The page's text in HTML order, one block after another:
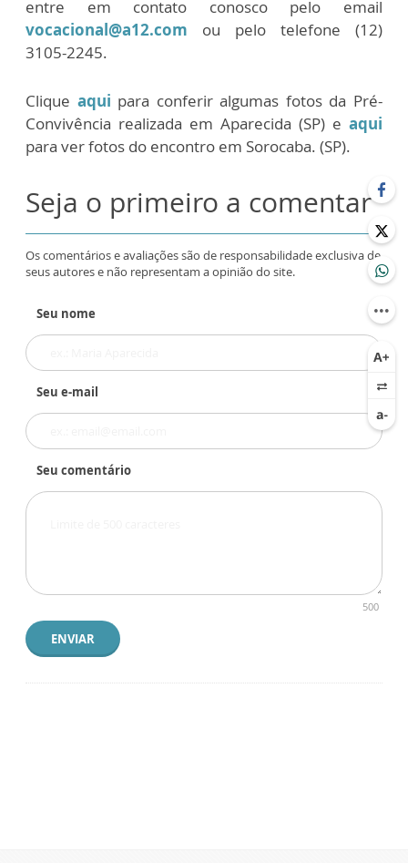
entre em contato conosco pelo email
vocacional@a12.com ou pelo telefone (12)
3105-2245.
Clique aqui para conferir algumas fotos da Pré-
Convivência realizada em Aparecida (SP) e aqui
para ver fotos do encontro em Sorocaba. (SP).
Seja o primeiro a comentar
Os comentários e avaliações são de responsabilidade exclusiva de
seus autores e não representam a opinião do site.
Seu nome
Seu e-mail
Seu comentário
500
ENVIAR